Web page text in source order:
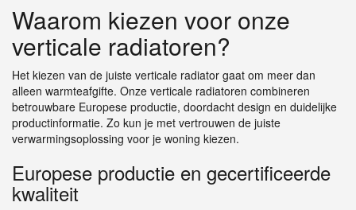
Waarom kiezen voor onze
verticale radiatoren?
Het kiezen van de juiste verticale radiator gaat om meer dan
alleen warmteafgifte. Onze verticale radiatoren combineren
betrouwbare Europese productie, doordacht design en duidelijke
productinformatie. Zo kun je met vertrouwen de juiste
verwarmingsoplossing voor je woning kiezen.
Europese productie en gecertificeerde
kwaliteit